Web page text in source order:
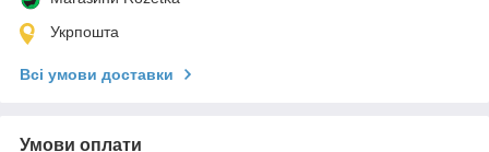
Укрпошта
Всі умови доставки
Умови оплати